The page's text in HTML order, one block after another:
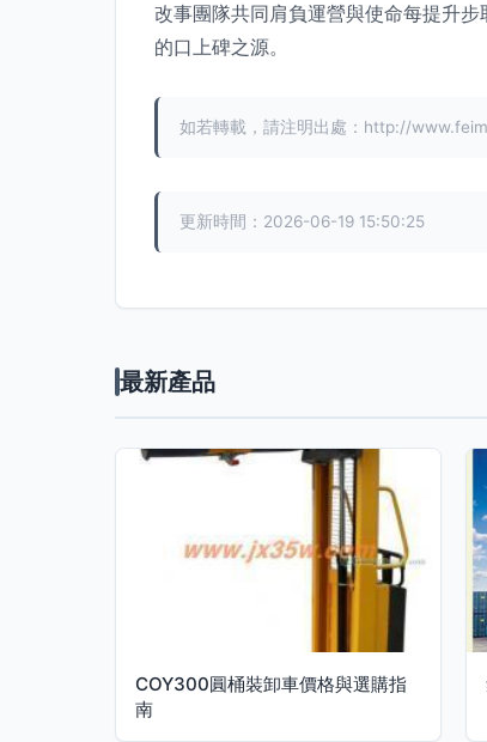
改事團隊共同肩負運營與使命每提升
的口上碑之源。
如若轉載，請注明出處：http://
更新時間：2026-06-19 15:50:25
最新產品
COY300圓桶裝卸車價格與選購指
南